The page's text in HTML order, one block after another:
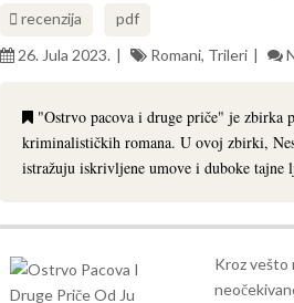
recenzija
pdf
26. Jula 2023.
Romani, Trileri
"Ostrvo pacova i druge priče" je zbirka
kriminalističkih romana. U ovoj zbirki,
istražuju iskrivljene umove i duboke tajne
Kroz vešto